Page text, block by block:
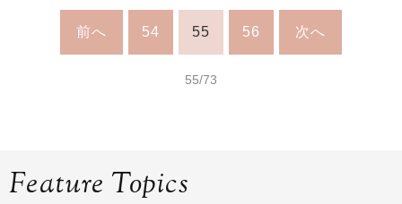
前へ 54 55 56 次へ
55/73
Feature Topics